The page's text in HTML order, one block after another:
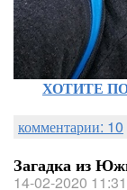
ХОТИТЕ
комментарии: 10
Загадка из
14-02-2020 11:31